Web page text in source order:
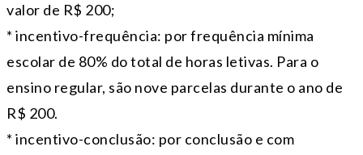
valor de R$ 200;
* incentivo-frequência: por frequência mínima
escolar de 80% do total de horas letivas. Para o
ensino regular, são nove parcelas durante o ano de
R$ 200.
* incentivo-conclusão: por conclusão e com